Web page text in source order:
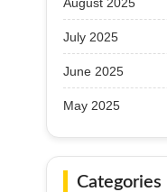
July 2025
June 2025
May 2025
Categories